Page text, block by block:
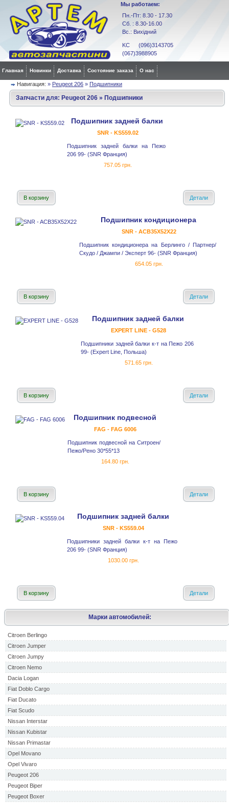
Мы работаем:
Пн.-Пт: 8.30 - 17.30
Сб. : 8.30-16.00
Вс.: Вихідний
KC (096)3143705
(067)3988905
Главная Новинки Доставка Состояние заказа О нас
Навигация: » Peugeot 206 » Подшипники
Марки автомобилей:
Citroen Berlingo
Citroen Jumper
Citroen Jumpy
Citroen Nemo
Dacia Logan
Fiat Doblo Cargo
Fiat Ducato
Fiat Scudo
Nissan Interstar
Nissan Kubistar
Nissan Primastar
Opel Movano
Opel Vivaro
Peugeot 206
Peugeot Biper
Peugeot Boxer
Запчасти для: Peugeot 206 » Подшипники
Подшипник задней балки
SNR - KS559.02
Подшипник задней балки на Пежо
206 99- (SNR Франция)
757.05 грн.
В корзину Детали
Подшипник кондиционера
SNR - ACB35X52X22
Подшипник кондиционера на Берлинго / Партнер/
Скудо / Джампи / Эксперт 96- (SNR Франция)
654.05 грн.
В корзину Детали
Подшипник задней балки
EXPERT LINE - G528
Подшипники задней балки к-т на Пежо 206
99- (Expert Line, Польша)
571.65 грн.
В корзину Детали
Подшипник подвесной
FAG - FAG 6006
Подшипник подвесной на Ситроен/
Пежо/Рено 30*55*13
164.80 грн.
В корзину Детали
Подшипник задней балки
SNR - KS559.04
Подшипники задней балки к-т на Пежо
206 99- (SNR Франция)
1030.00 грн.
В корзину Детали